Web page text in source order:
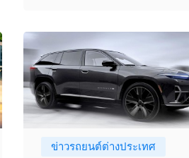
ข่าวรถยนต์ต่างประเทศ